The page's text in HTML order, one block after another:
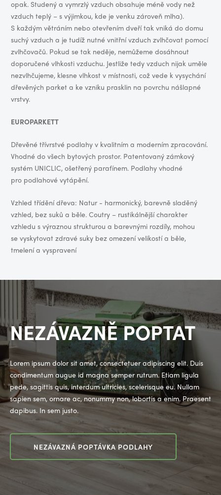
opak. Studený a vymrzlý vzduch obsahuje méně vody než
vzduch teplý – s výjimkou, kde je venku zároveň mlha).
S každým větráním nebo otevřením dveří tak vniká do domu
suchý vzduch a je tudíž nutné vnitřní vzduch zvlhčovat pomocí
zvlhčovačů. Pokud se tak neděje, nemůžeme dosáhnout
doporučené vlhkosti vzduchu. Jestliže tedy vzduch nijak uměle
nezvlhčujeme, klesne vlhkost v místnosti, což vede k vysychání
dřevěných parket a ke vzniku prasklin na povrchu nášlapné
vrstvy.
EUROPARKETT
Dřevěné třívrstvé podlahy v kvalitním a moderním zpracování.
Vhodné do všech bytových prostor. Patentovaný zámkový
systém UNICLIC, ošetřený parafínem. Podlahy vhodné
pro podlahové vytápění.
Vzhled třídění dřeva: Natur - harmonický, barevně sladěný
vzhled, bez suků a běle. Coutry – rustikálnější charakter
vzhledu s výraznou strukturou a barevnými rozdíly, mohou
se vyskytovat zdravé suky bez omezení velikostí a běle,
tmelení a vyspravení
NEZÁVAZNĚ POPTAT
Lorem ipsum dolor sit amet, consectetuer adipiscing elit. Duis
condimentum augue id magna semper rutrum. Etiam ligula
pede, sagittis quis, interdum ultricies, scelerisque eu. Nullam
sapien sem, ornare ac, nonummy non, lobortis a enim. Praesent
dapibus. In sem justo.
NEZÁVAZNÁ POPTÁVKA PODLAHY